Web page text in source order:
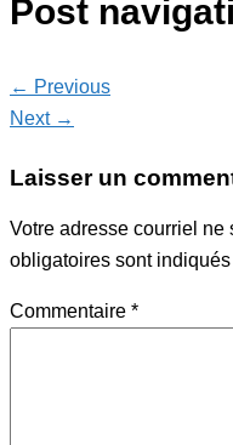
Post
← Previous
Next →
Laisser un
Votre adresse courriel ne
obligatoires sont
Commentaire *